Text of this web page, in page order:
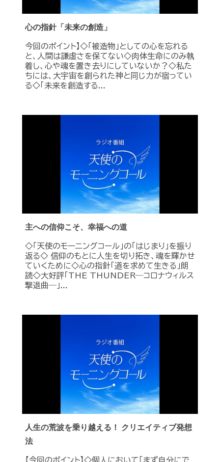
心の指針「未来の創造」
今回のポイント】◇「被造物」としての心を忘れる
と、人間は謙虚さを保てない◇肉体生命にのみ執
着し、心や魂を置き去りにしていないか？◇私た
ちには、大宇宙を創られた神と同じ力が宿ってい
る◇「未来を創造する...
主への信仰こそ、幸福への道
◇「天使のモーニングコール」の「はじまり」を振り
返る◇ 信仰のもとに人生を切り拓き、魂を輝かせ
ていくために◇心の指針「道を求めて生きる」朗
読◇大好評「THE THUNDER―コロナウィルス
撃退曲―」...
人生の荒波を乗り越える！ クリエイティブ発想
法
【今回のポイント】◇個人において「まず自分にで